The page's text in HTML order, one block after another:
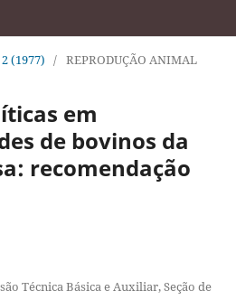
(1977) / REPRODUÇÃO ANIMAL
em
de bovinos da
recomendação
Técnica Básica e Auxiliar, Seção de